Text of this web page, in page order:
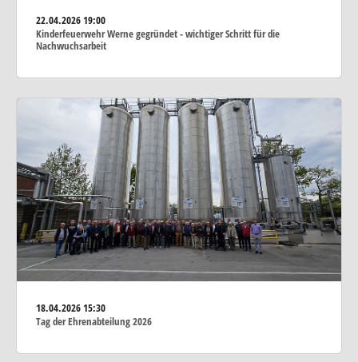
22.04.202619:00
Kinderfeuerwehr Werne gegründet - wichtiger Schritt für die
Nachwuchsarbeit
18.04.202615:30
Tag der Ehrenabteilung 2026